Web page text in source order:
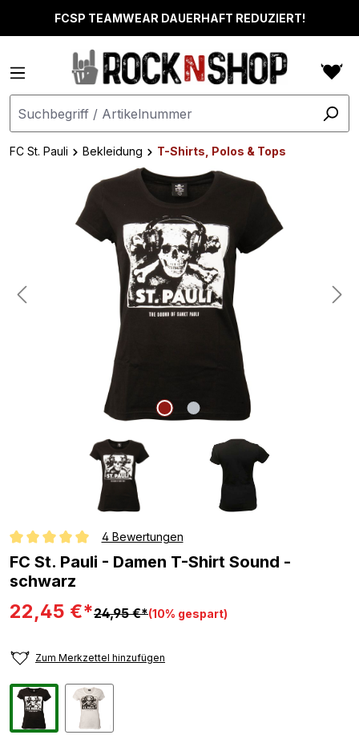
springenFCSP TEAMWEAR DAUERHAFT REDUZIERT!
FC St. Pauli Bekleidung
T-Shirts, Polos & Tops
Bildergalerie überspringen
Durchschnittliche Bewertung von 5 von 5 Sternen
4 Bewertungen
FC St. Pauli - Damen T-Shirt Sound -
schwarz
22,45 €*24,95 €*(10% gespart)
Zum Merkzettel hinzufügen